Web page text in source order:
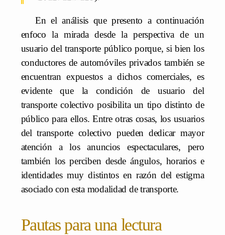
En el análisis que presento a continuación
enfoco la mirada desde la perspectiva de un
usuario del transporte público porque, si bien los
conductores de automóviles privados también se
encuentran expuestos a dichos comerciales, es
evidente que la condición de usuario del
transporte colectivo posibilita un tipo distinto de
público para ellos. Entre otras cosas, los usuarios
del transporte colectivo pueden dedicar mayor
atención a los anuncios espectaculares, pero
también los perciben desde ángulos, horarios e
identidades muy distintos en razón del estigma
asociado con esta modalidad de transporte.
Pautas para una lectura